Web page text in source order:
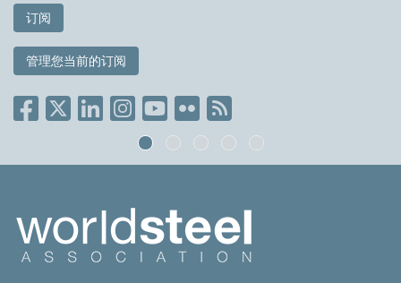
订阅
管理您当前的订阅